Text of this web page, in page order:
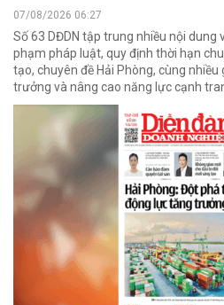
07/08/2026 06:27
Số 63 DĐDN tập trung nhiều nội dung
phạm pháp luật, quy định thời hạn
tạo, chuyên đề Hải Phòng, cùng
trưởng và nâng cao năng lực cạnh